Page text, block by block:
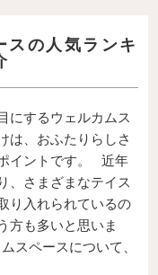
スの人気ランキ
にするウェルカムス
は、おふたりらしさ
イントです。 近年
、さまざまなテイス
り入れられているの
方も多いと思いま
スペースについて、